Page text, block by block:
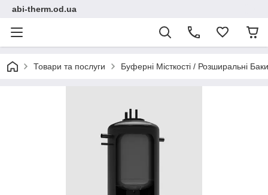
abi-therm.od.ua
Товари та послуги Буферні Місткості / Розширальні